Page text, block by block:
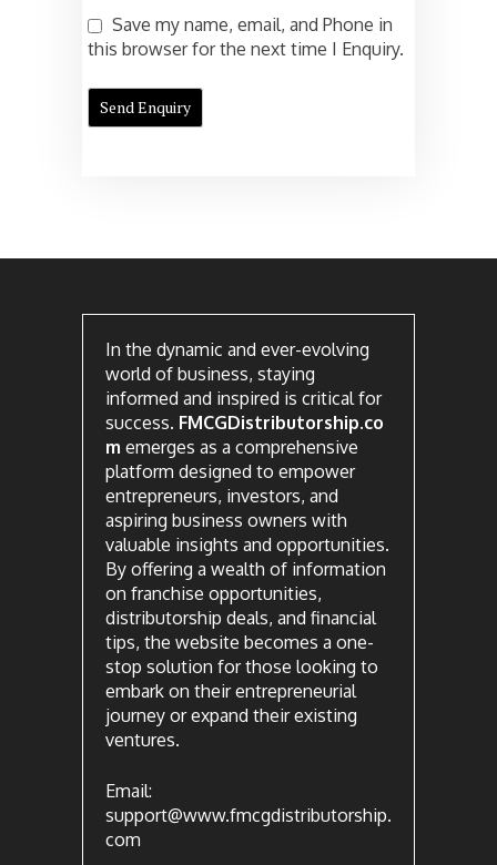
Save my name, email, and Phone in
this browser for the next time I Enquiry.
In the dynamic and ever-evolving
world of business, staying
informed and inspired is critical for
success. FMCGDistributorship.co
m emerges as a comprehensive
platform designed to empower
entrepreneurs, investors, and
aspiring business owners with
valuable insights and opportunities.
By offering a wealth of information
on franchise opportunities,
distributorship deals, and financial
tips, the website becomes a one-
stop solution for those looking to
embark on their entrepreneurial
journey or expand their existing
ventures.
Email:
support@www.fmcgdistributorship.
com